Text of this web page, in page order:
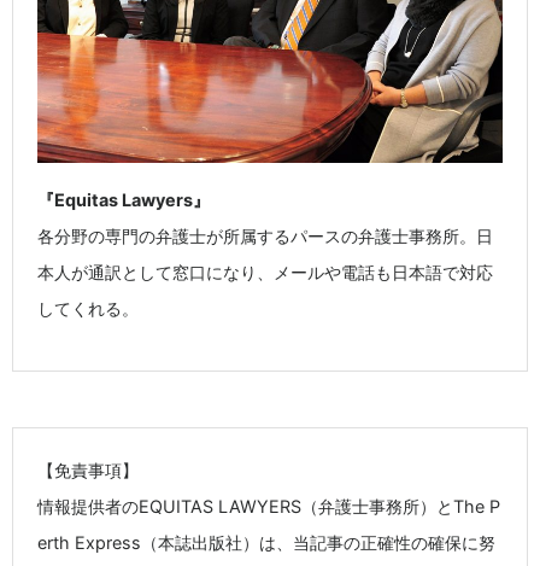
『Equitas Lawyers』
各分野の専門の弁護士が所属するパースの弁護士事務所。日
本人が通訳として窓口になり、メールや電話も日本語で対応
してくれる。
【免責事項】
情報提供者のEQUITAS LAWYERS（弁護士事務所）とThe P
erth Express（本誌出版社）は、当記事の正確性の確保に努